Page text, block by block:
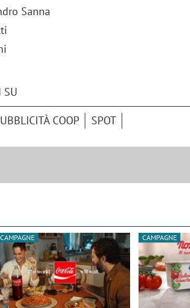
Sanna
SU
COOP SPOT
CAMPAGNE CAMPAGNE
tradurli in azioni»